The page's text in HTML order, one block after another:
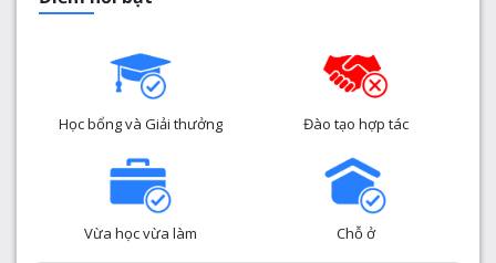
Học bổng và Giải thưởng Đào tạo hợp tác
Vừa học vừa làm Chỗ ở